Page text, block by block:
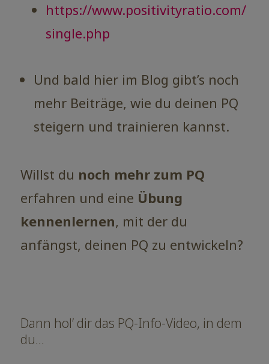
https://www.positivityratio.com/
single.php
Und bald hier im Blog gibt’s noch
mehr Beiträge, wie du deinen PQ
steigern und trainieren kannst.
Willst du noch mehr zum PQ
erfahren und eine Übung
kennenlernen, mit der du
anfängst, deinen PQ zu entwickeln?
Dann hol’ dir das PQ-Info-Video, in dem
du…